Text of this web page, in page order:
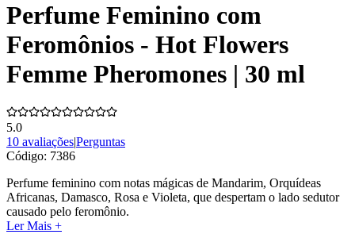
Perfume Feminino com
Feromônios - Hot Flowers
Femme Pheromones | 30 ml
5.0
10 avaliações|Perguntas
Código: 7386
Perfume feminino com notas mágicas de Mandarim, Orquídeas
Africanas, Damasco, Rosa e Violeta, que despertam o lado sedutor
causado pelo feromônio.
Ler Mais +